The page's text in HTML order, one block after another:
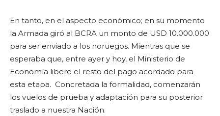
En tanto, en el aspecto económico; en su momento
la Armada giró al BCRA un monto de USD 10.000.000
para ser enviado a los noruegos. Mientras que se
esperaba que, entre ayer y hoy, el Ministerio de
Economía libere el resto del pago acordado para
esta etapa. Concretada la formalidad, comenzarán
los vuelos de prueba y adaptación para su posterior
traslado a nuestra Nación.